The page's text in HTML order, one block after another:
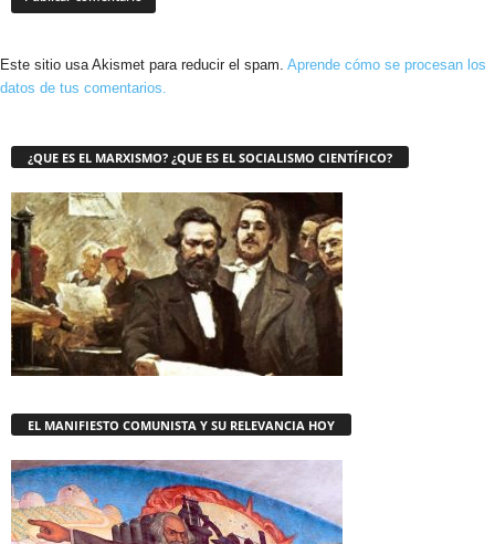
Este sitio usa Akismet para reducir el spam. Aprende cómo se procesan los
datos de tus comentarios.
¿QUE ES EL MARXISMO? ¿QUE ES EL SOCIALISMO CIENTÍFICO?
EL MANIFIESTO COMUNISTA Y SU RELEVANCIA HOY